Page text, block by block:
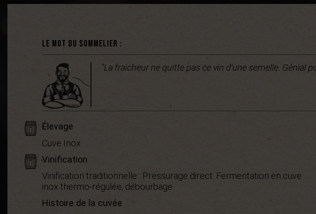
Le mot du sommelier :
"La fraicheur ne quitte pas ce vin d'une semelle. Génial
Élevage
Cuve Inox
Vinification
Vinification traditionnelle : Pressurage direct. Fermentation en cuve
inox thermo-régulée, débourbage
Histoire de la cuvée